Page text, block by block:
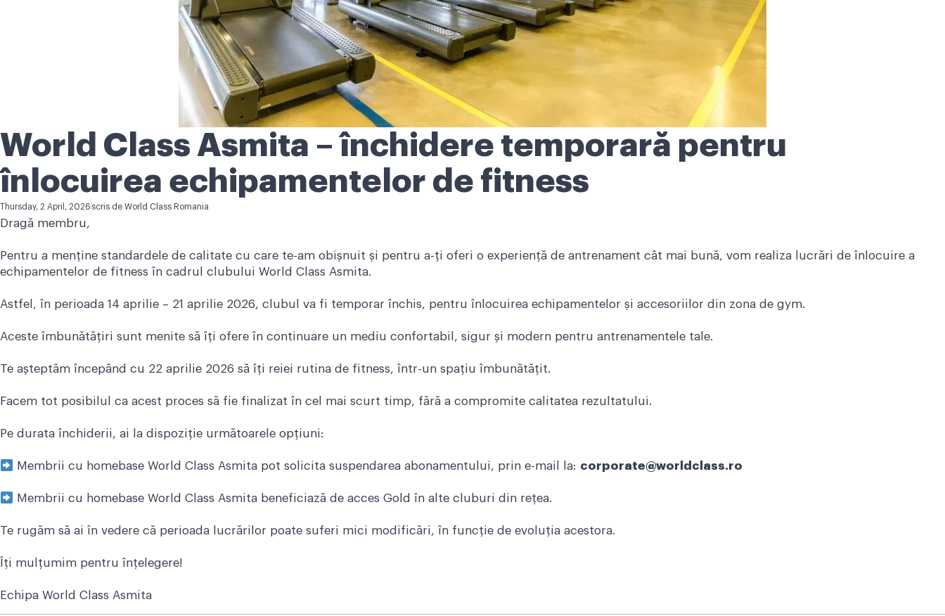
World Class Asmita – închidere temporară pentru
înlocuirea echipamentelor de fitness
Thursday, 2 April, 2026 scris de World Class Romania
Dragă membru,
Pentru a menține standardele de calitate cu care te-am obișnuit și pentru a-ți oferi o experiență de antrenament cât mai bună, vom realiza lucrări de înlocuire a
echipamentelor de fitness în cadrul clubului World Class Asmita.
Astfel, în perioada 14 aprilie – 21 aprilie 2026, clubul va fi temporar închis, pentru înlocuirea echipamentelor și accesoriilor din zona de gym.
Aceste îmbunătățiri sunt menite să îți ofere în continuare un mediu confortabil, sigur și modern pentru antrenamentele tale.
Te așteptăm începând cu 22 aprilie 2026 să îți reiei rutina de fitness, într-un spațiu îmbunătățit.
Facem tot posibilul ca acest proces să fie finalizat în cel mai scurt timp, fără a compromite calitatea rezultatului.
Pe durata închiderii, ai la dispoziție următoarele opțiuni:
Membrii cu homebase World Class Asmita pot solicita suspendarea abonamentului, prin e-mail la: corporate@worldclass.ro
Membrii cu homebase World Class Asmita beneficiază de acces Gold în alte cluburi din rețea.
Te rugăm să ai în vedere că perioada lucrărilor poate suferi mici modificări, în funcție de evoluția acestora.
Îți mulțumim pentru înțelegere!
Echipa World Class Asmita